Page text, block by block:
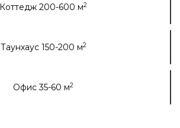
Коттедж 200-600 м2
Таунхаус 150-200 м2
Офис 35-60 м2